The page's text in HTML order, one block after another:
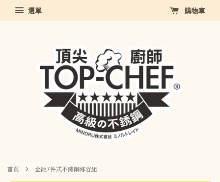
選單 購物車
首頁 › 金龍7件式不鏽鋼修容組